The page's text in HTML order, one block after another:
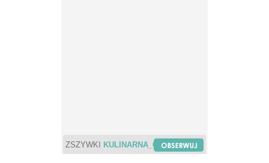
ZSZYWKI KULINARNA_CHWILA